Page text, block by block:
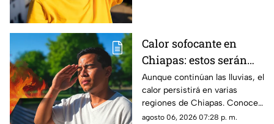
Calor sofocante en
Chiapas: estos serán
los municipios con las
temperaturas más altas
este viernes 7 de agosto
Aunque continúan las lluvias, el
calor persistirá en varias
regiones de Chiapas. Conoce
cuáles serán los municipios
agosto 06, 2026 07:28 p. m.